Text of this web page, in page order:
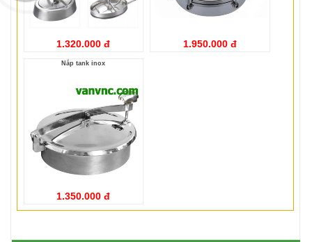
1.320.000 đ 1.950.000 đ
Nắp tank inox
1.350.000 đ